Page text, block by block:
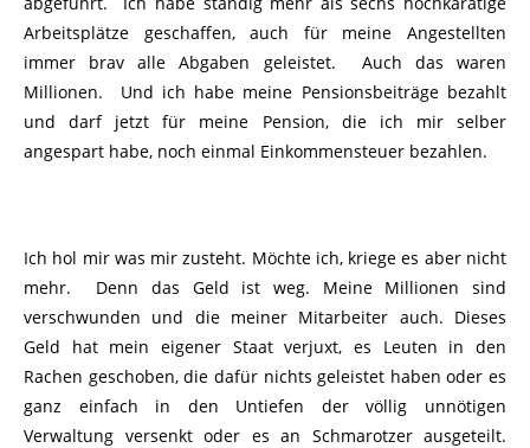
Arbeitsplätze geschaffen, auch für meine Angestellten
immer brav alle Abgaben geleistet. Auch das waren
Millionen. Und ich habe meine Pensionsbeiträge bezahlt
und darf jetzt für meine Pension, die ich mir selber
angespart habe, noch einmal Einkommensteuer bezahlen.
Ich hol mir was mir zusteht. Möchte ich, kriege es aber nicht
mehr. Denn das Geld ist weg. Meine Millionen sind
verschwunden und die meiner Mitarbeiter auch. Dieses
Geld hat mein eigener Staat verjuxt, es Leuten in den
Rachen geschoben, die dafür nichts geleistet haben oder es
ganz einfach in den Untiefen der völlig unnötigen
Verwaltung versenkt oder es an Schmarotzer ausgeteilt.